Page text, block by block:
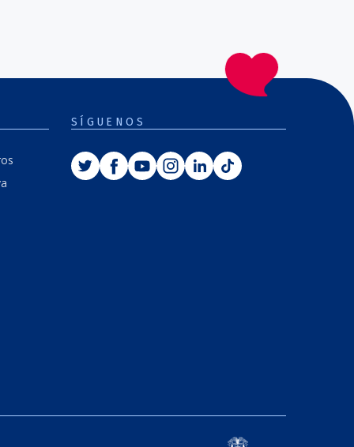
SÍGUENOS
TwitterFacebook
YoutubeInstagram
LinkedinTiktok